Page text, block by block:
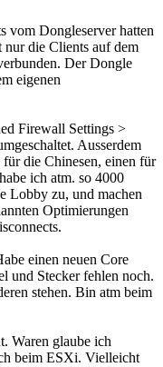
vom Dongleserver hatten
nur die Clients auf dem
Der Dongle
eigenen
Firewall Settings >
Ausserdem
die Chinesen, einen für
ich atm. so 4000
Lobby zu, und machen
Optimierungen
einen neuen Core
und Stecker fehlen noch.
stehen. Bin atm beim
Waren glaube ich
beim ESXi. Vielleicht